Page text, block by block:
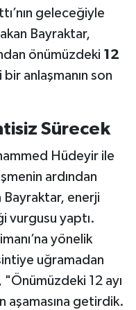
geleceğiyle
Bayraktar,
önümüzdeki 12
anlaşmanın son
Sürecek
Hüdeyir ile
ardından
Bayraktar, enerji
vurgusu yaptı.
yönelik
uğramadan
12 ayı
aşamasına getirdik.